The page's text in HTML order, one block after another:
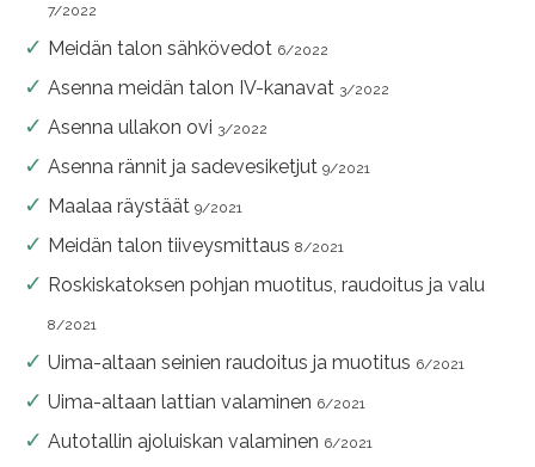
7/2022
Meidän talon sähkövedot 6/2022
Asenna meidän talon IV-kanavat 3/2022
Asenna ullakon ovi 3/2022
Asenna rännit ja sadevesiketjut 9/2021
Maalaa räystäät 9/2021
Meidän talon tiiveysmittaus 8/2021
Roskiskatoksen pohjan muotitus, raudoitus ja valu
8/2021
Uima-altaan seinien raudoitus ja muotitus 6/2021
Uima-altaan lattian valaminen 6/2021
Autotallin ajoluiskan valaminen 6/2021